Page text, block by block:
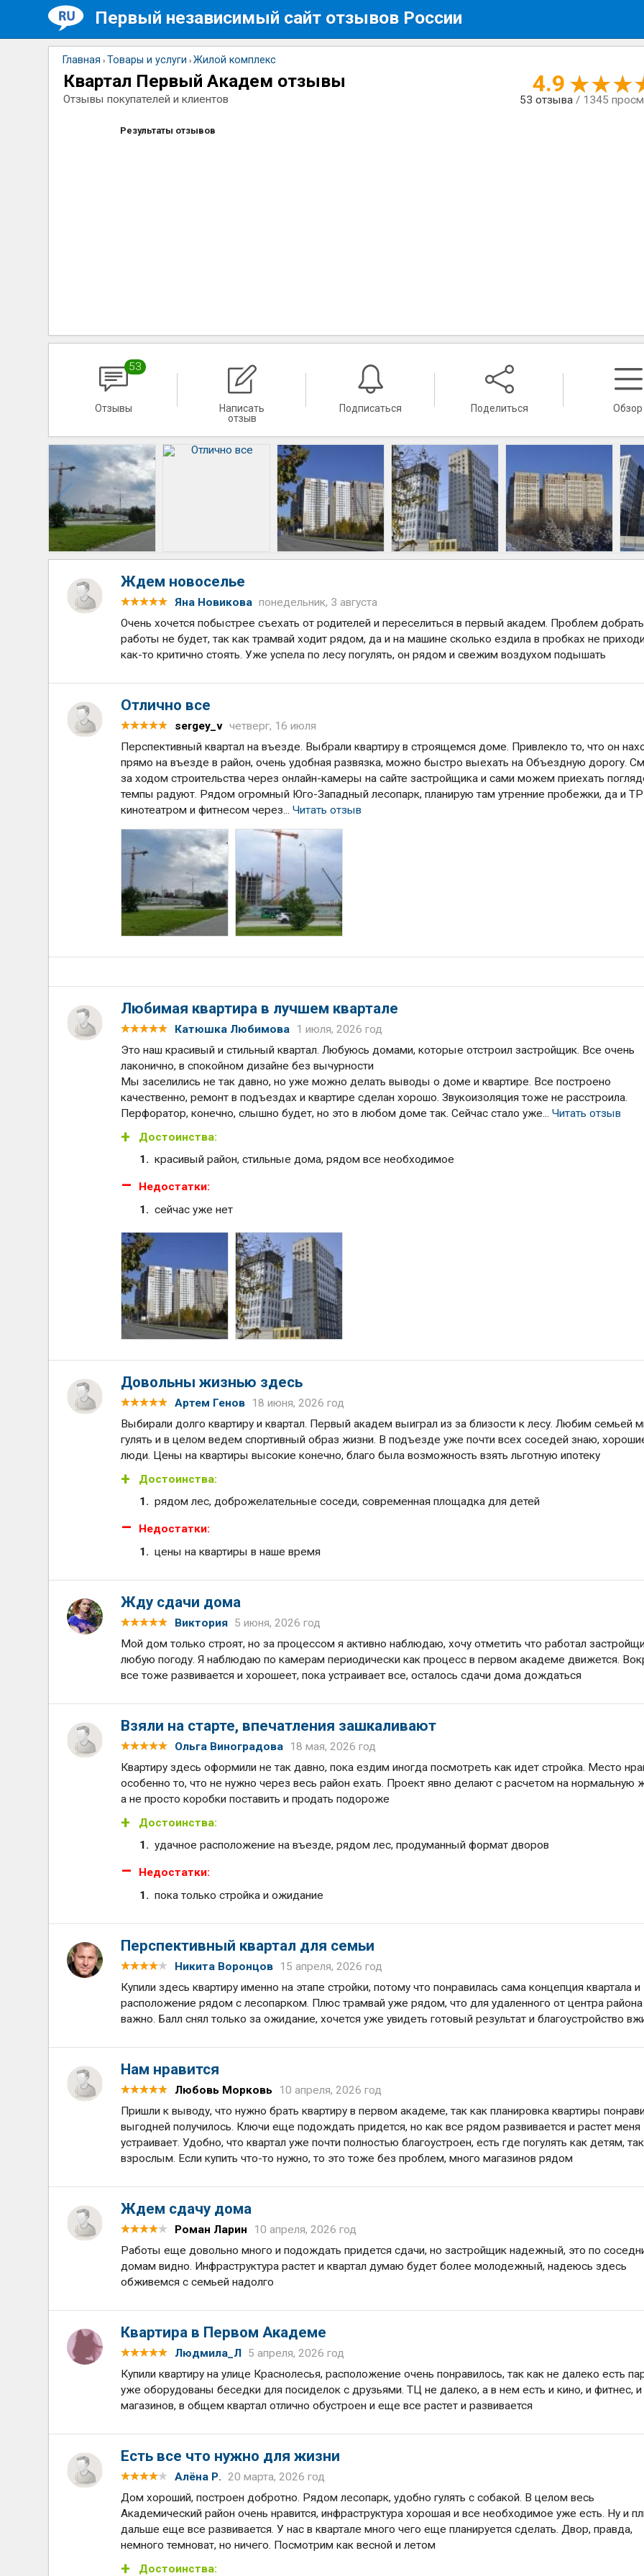
Первый независимый сайт отзывов России
Главная › Товары и услуги ›Жилой комплекс
Квартал Первый Академ отзывы
Отзывы покупателей и клиентов
4.9
53 отзыва/ 1345
Результаты отзывов
53
Отзывы
Написать
отзыв
Подписаться Поделиться Обзор
Ждем новоселье
Яна Новикова понедельник, 3 августа
Очень хочется побыстрее съехать от родителей и переселиться в первый академ. Проблем
работы не будет, так как трамвай ходит рядом, да и на машине сколько ездила в пробках не
как-то критично стоять. Уже успела по лесу погулять, он рядом и свежим воздухом подышать
Отлично все
sergey_v четверг, 16 июля
Перспективный квартал на въезде. Выбрали квартиру в строящемся доме. Привлекло то, что он
прямо на въезде в район, очень удобная развязка, можно быстро выехать на Объездную дорогу.
за ходом строительства через онлайн-камеры на сайте застройщика и сами можем приехать
темпы радуют. Рядом огромный Юго-Западный лесопарк, планирую там утренние пробежки, да и
кинотеатром и фитнесом через...Читать отзыв
Любимая квартира в лучшем квартале
Катюшка Любимова
1 июля, 2026 год
Это наш красивый и стильный квартал. Любуюсь домами, которые отстроил застройщик. Все очень
лаконично, в спокойном дизайне без вычурности
Мы заселились не так давно, но уже можно делать выводы о доме и квартире. Все построено
качественно, ремонт в подъездах и квартире сделан хорошо. Звукоизоляция тоже не расстроила.
Перфоратор, конечно, слышно будет, но это в любом доме так. Сейчас стало уже...Читать отзыв
Достоинства:
красивый район, стильные дома, рядом все необходимое
Недостатки:
сейчас уже нет
Довольны жизнью здесь
Артем Генов
18 июня, 2026 год
Выбирали долго квартиру и квартал. Первый академ выиграл из за близости к лесу. Любим семьей
гулять и в целом ведем спортивный образ жизни. В подъезде уже почти всех соседей знаю,
люди. Цены на квартиры высокие конечно, благо была возможность взять льготную ипотеку
Достоинства:
рядом лес, доброжелательные соседи, современная площадка для детей
Недостатки:
цены на квартиры в наше время
Жду сдачи дома
Виктория 5 июня, 2026 год
Мой дом только строят, но за процессом я активно наблюдаю, хочу отметить что работал
любую погоду. Я наблюдаю по камерам периодически как процесс в первом академе движется.
все тоже развивается и хорошеет, пока устраивает все, осталось сдачи дома дождаться
Взяли на старте, впечатления зашкаливают
Ольга Виноградова
18 мая, 2026 год
Квартиру здесь оформили не так давно, пока ездим иногда посмотреть как идет стройка. Место
особенно то, что не нужно через весь район ехать. Проект явно делают с расчетом на нормальную
а не просто коробки поставить и продать подороже
Достоинства:
удачное расположение на въезде, рядом лес, продуманный формат дворов
Недостатки:
пока только стройка и ожидание
Перспективный квартал для семьи
Никита Воронцов
15 апреля, 2026 год
Купили здесь квартиру именно на этапе стройки, потому что понравилась сама концепция квартала и
расположение рядом с лесопарком. Плюс трамвай уже рядом, что для удаленного от центра района
важно. Балл снял только за ожидание, хочется уже увидеть готовый результат и благоустройство
Нам нравится
Любовь Морковь
10 апреля, 2026 год
Пришли к выводу, что нужно брать квартиру в первом академе, так как планировка квартиры
выгодней получилось. Ключи еще подождать придется, но как все рядом развивается и растет меня
устраивает. Удобно, что квартал уже почти полностью благоустроен, есть где погулять как детям,
взрослым. Если купить что-то нужно, то это тоже без проблем, много магазинов рядом
Ждем сдачу дома
Роман Ларин
10 апреля, 2026 год
Работы еще довольно много и подождать придется сдачи, но застройщик надежный, это по
домам видно. Инфраструктура растет и квартал думаю будет более молодежный, надеюсь здесь
обживемся с семьей надолго
Квартира в Первом Академе
Людмила_Л 5 апреля, 2026 год
Купили квартиру на улице Краснолесья, расположение очень понравилось, так как не далеко есть
уже оборудованы беседки для посиделок с друзьями. ТЦ не далеко, а в нем есть и кино, и фитнес, и
магазинов, в общем квартал отлично обустроен и еще все растет и развивается
Есть все что нужно для жизни
Алёна Р. 20 марта, 2026 год
Дом хороший, построен добротно. Рядом лесопарк, удобно гулять с собакой. В целом весь
Академический район очень нравится, инфраструктура хорошая и все необходимое уже есть. Ну и
дальше еще все развивается. У нас в квартале много чего еще планируется сделать. Двор, правда,
немного темноват, но ничего. Посмотрим как весной и летом
Достоинства: